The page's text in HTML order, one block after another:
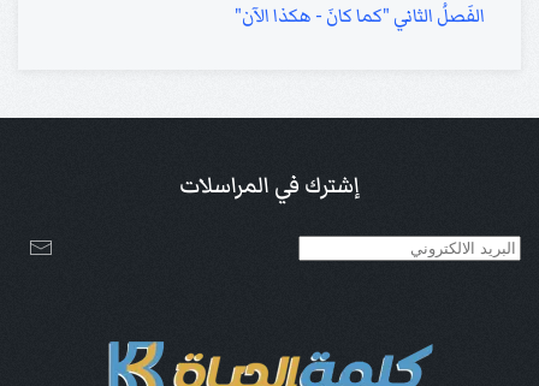
الفَصلُ الثاني "كما كانَ - هكذا الآن"
إشترك في المراسلات